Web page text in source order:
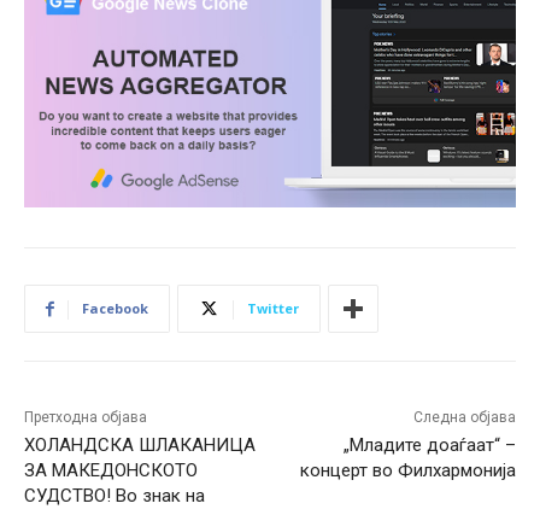
Facebook Twitter
Претходна објава
ХОЛАНДСКА ШЛАКАНИЦА
ЗА МАКЕДОНСКОТО
СУДСТВО! Во знак на
Следна објава
„Младите доаѓаат“ –
концерт во Филхармонија